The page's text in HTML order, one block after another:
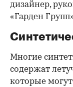
дизайнер,
«Гарден
Многие
содержат
которые